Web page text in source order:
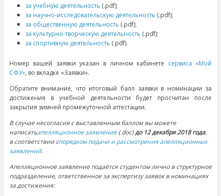
за учебную деятельность (.pdf);
за научно-исследовательскую деятельность (.pdf);
за общественную деятельность (.pdf);
за культурно-творческую деятельность (.pdf);
за спортивную деятельность (.pdf).
Номер вашей заявки указан в личном кабинете сервиса «Мой
СФУ», во вкладке «Заявки».
Обратите внимание, что итоговый балл заявки в номинации за
достижения в учебной деятельности будет просчитан после
закрытия зимней промежуточной аттестации.
В случае несогласия с выставленным баллом вы можете
написатьапелляционное заявление(.doc)до 12 декабря 2018 года,
в соответствии спорядком подачи и рассмотрения апелляционных
заявлений.
Апелляционное заявление подаётся студентом лично в структурное
подразделение, ответственное за экспертизу заявок в номинациях
за достижения: